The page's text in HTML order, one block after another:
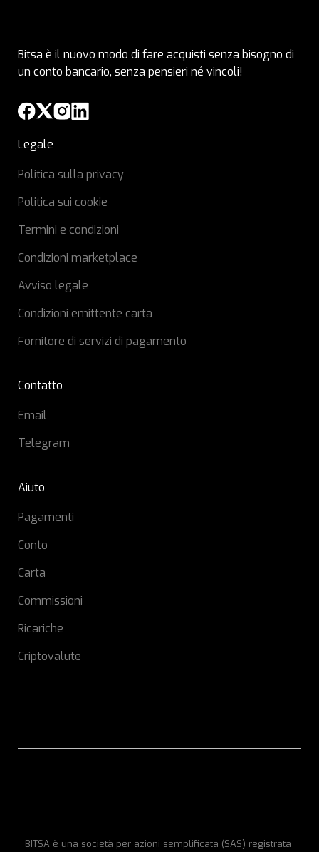
Bitsa è il nuovo modo di fare acquisti senza bisogno di
un conto bancario, senza pensieri né vincoli!
Legale
Politica sulla privacy
Politica sui cookie
Termini e condizioni
Condizioni marketplace
Avviso legale
Condizioni emittente carta
Fornitore di servizi di pagamento
Contatto
Email
Telegram
Aiuto
Pagamenti
Conto
Carta
Commissioni
Ricariche
Criptovalute
BITSA è una società per azioni semplificata (SAS) registrata